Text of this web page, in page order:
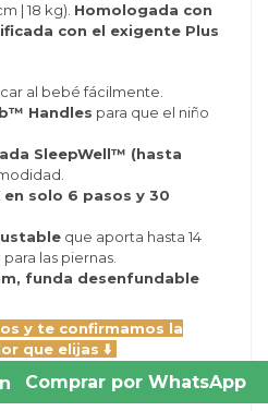
| 18 kg). Homologada con
con el exigente Plus
al bebé fácilmente.
Handles para que el niño
SleepWell™ (hasta
en solo 6 pasos y 30
que aporta hasta 14
las piernas.
funda desenfundable
y te confirmamos la
que elijas ⬇️
Comprar por WhatsApp